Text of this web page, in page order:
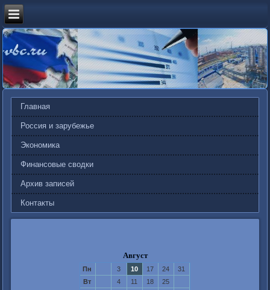
Главная
Россия и зарубежье
Экономика
Финансовые сводки
Архив записей
Контакты
Август
Пн 3 10 17 24
31
Вт
4 11 18
25